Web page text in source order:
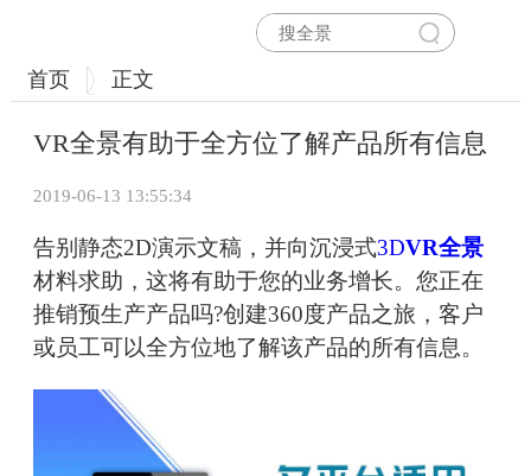
首页 正文
VR全景有助于全方位了解产品所有信息
2019-06-13 13:55:34
告别静态2D演示文稿，并向沉浸式3DVR全景
材料求助，这将有助于您的业务增长。您正在
推销预生产产品吗?创建360度产品之旅，客户
或员工可以全方位地了解该产品的所有信息。